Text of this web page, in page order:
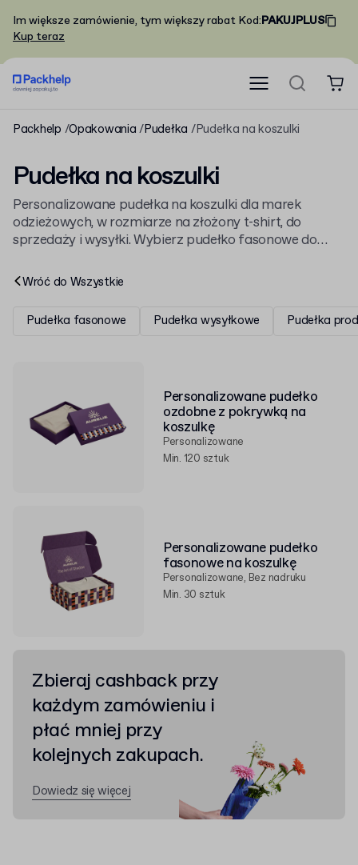
Im większe zamówienie, tym większy rabat Kod:PAKUJPLUS
Kup teraz
Packhelp Opakowania Pudełka Pudełka na koszulki
Pudełka na koszulki
Personalizowane pudełka na koszulki dla marek
odzieżowych, w rozmiarze na złożony t-shirt, do
sprzedaży i wysyłki. Wybierz pudełko fasonowe do
część szerszej oferty
Wróć do Wszystkie
Pudełka fasonowe Pudełka wysyłkowe Pudełka
Personalizowane pudełko
ozdobne z pokrywką na
koszulkę
Personalizowane
Min. 120 sztuk
Personalizowane pudełko
fasonowe na koszulkę
Personalizowane, Bez nadruku
Min. 30 sztuk
Zbieraj cashback przy
każdym zamówieniu i
płać mniej przy
kolejnych zakupach.
Dowiedz się więcej